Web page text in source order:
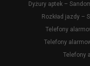
Dyżury aptek –
Rozkład jazdy –
Telefony
Telefony
Telefony